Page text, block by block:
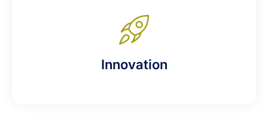
Innovation